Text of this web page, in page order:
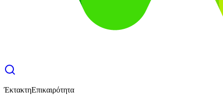
ΈκτακτηΕπικαιρότητα